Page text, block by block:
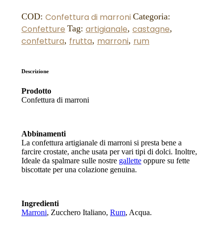
COD: Confettura di marroni Categoria:
Confetture Tag: artigianale, castagne,
confettura, frutta, marroni, rum
Descrizione
Prodotto
Confettura di marroni
Abbinamenti
La confettura artigianale di marroni si presta bene a
farcire crostate, anche usata per vari tipi di dolci. Inoltre,
Ideale da spalmare sulle nostre gallette oppure su fette
biscottate per una colazione genuina.
Ingredienti
Marroni, Zucchero Italiano, Rum, Acqua.